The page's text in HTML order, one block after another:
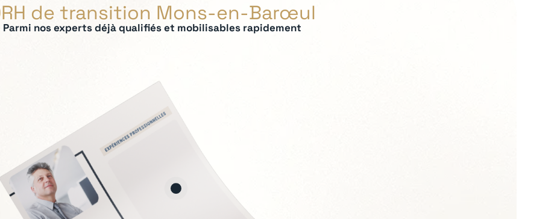
de transition Mons-en-Barœul
Parmi nos experts déjà qualifiés et mobilisables rapidement
et IRP
conformité RH
et recrutement
PSE